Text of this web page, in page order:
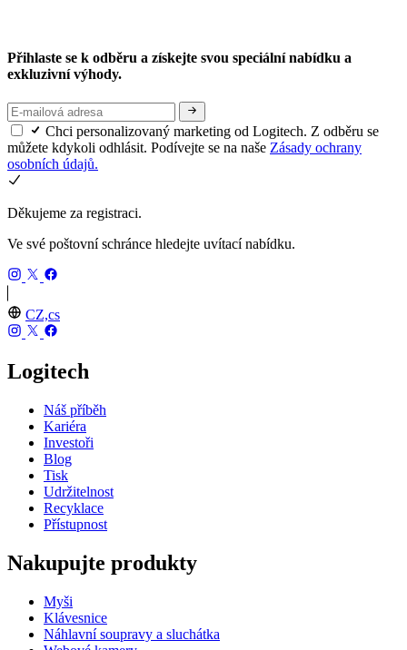
Přihlaste se k odběru a získejte svou speciální nabídku a
exkluzivní výhody.
Chci personalizovaný marketing od Logitech. Z odběru se
můžete kdykoli odhlásit. Podívejte se na naše Zásady ochrany
osobních údajů.
Děkujeme za registraci.
Ve své poštovní schránce hledejte uvítací nabídku.
CZ,cs
Logitech
Náš příběh
Kariéra
Investoři
Blog
Tisk
Udržitelnost
Recyklace
Přístupnost
Nakupujte produkty
Myši
Klávesnice
Náhlavní soupravy a sluchátka